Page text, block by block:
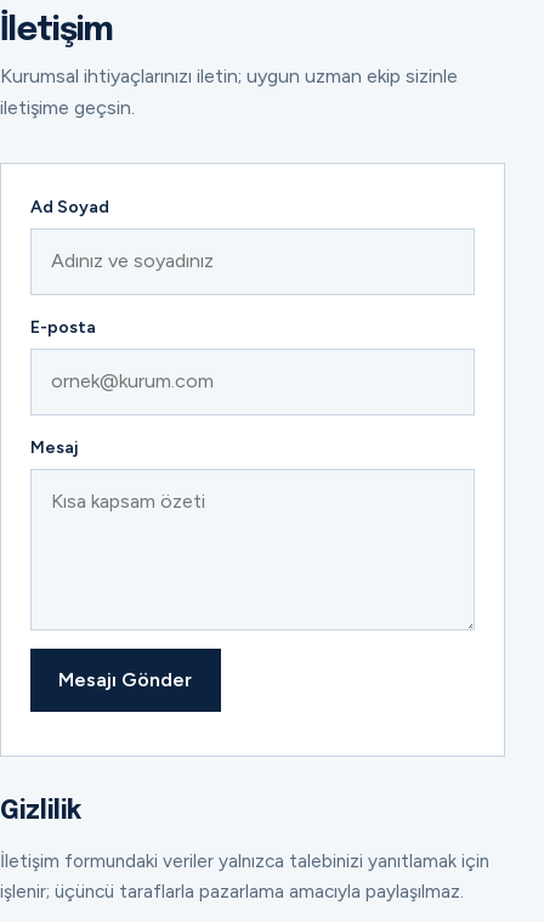
İletişim
Kurumsal ihtiyaçlarınızı iletin; uygun uzman ekip sizinle
iletişime geçsin.
Ad Soyad
E-posta
Mesaj
Mesajı Gönder
Gizlilik
İletişim formundaki veriler yalnızca talebinizi yanıtlamak için
işlenir; üçüncü taraflarla pazarlama amacıyla paylaşılmaz.